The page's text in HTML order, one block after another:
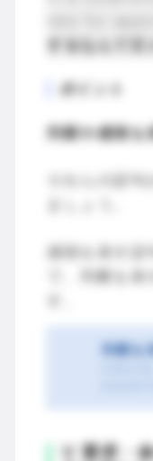
するなんて
判断や感情を
感情を表す
で、判断を
判断を
Ⅴ 要求・